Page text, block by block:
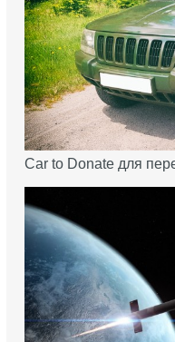
Car to Donate для